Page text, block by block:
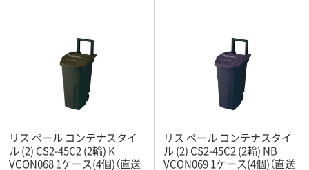
リス ペール コンテナスタイ
ル (2) CS2-45C2 (2輪) K
VCON068 1ケース(4個)（直送
リス ペール コンテナスタイ
ル (2) CS2-45C2 (2輪) NB
VCON069 1ケース(4個)（直送